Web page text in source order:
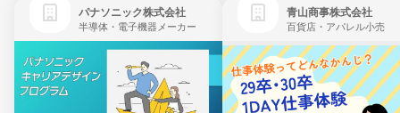
パナソニック株式会社
半導体・電子機器メーカー
青山商事株式会社
百貨店・アパレル小売